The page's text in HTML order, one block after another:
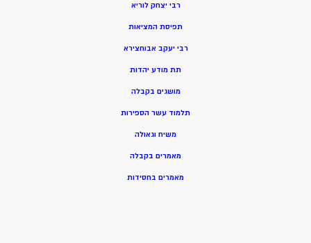
רבי יצחק לוריא
תפיסת המציאות
רבי יעקב אבוחצירא
תת מודע יהדות
מושגים בקבלה
תלמוד עשר הספירות
משיח וגאולה
מאמרים בקבלה
מאמרים בחסידות